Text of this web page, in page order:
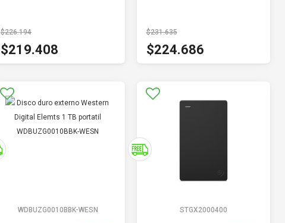
$226.194
$219.408
$231.635
$224.686
WDBUZG0010BBK-WESN STGX2000400